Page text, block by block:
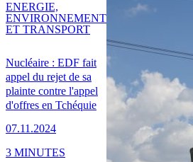
Nucléaire : EDF fait
appel du rejet de sa
plainte contre l'appel
d'offres en Tchéquie
07.11.2024
ENERGIE,
ENVIRONNEMENT
ET TRANSPORT
3 MINUTES